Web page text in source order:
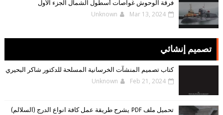
فرقة الوحوش غواصات أسطول الشمال الجزء الأول
Unknown Mar 13, 2024
تصميم إنشائي
كتاب تصميم المنشآت الخرسانية المسلحة للدكتور شاكر البحيري
Unknown Feb 21, 2024
تحميل ملف PDF يشرح طريقة عمل كافة انواع الدرج (السلالم)